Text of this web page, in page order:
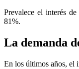
Prevalece el interés
81%.
La demanda
En los últimos años, el